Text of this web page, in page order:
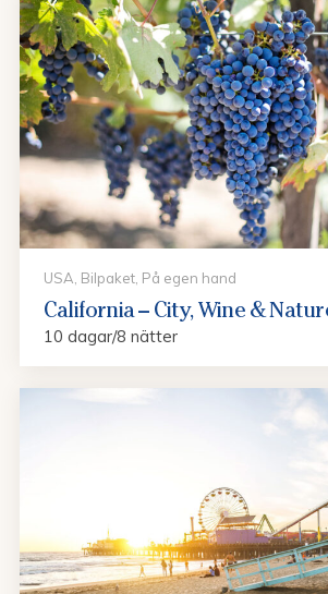
USA, Bilpaket, På egen hand
California – City, Wine &
10 dagar/8 nätter